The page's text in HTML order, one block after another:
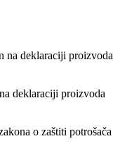
na deklaraciji proizvoda
deklaraciji proizvoda
o zaštiti potrošača